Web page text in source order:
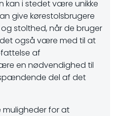
kan i stedet være unikke
give kørestolsbrugere
stolthed, når de bruger
også være med til at
af
en nødvendighed til
del af det
muligheder for at